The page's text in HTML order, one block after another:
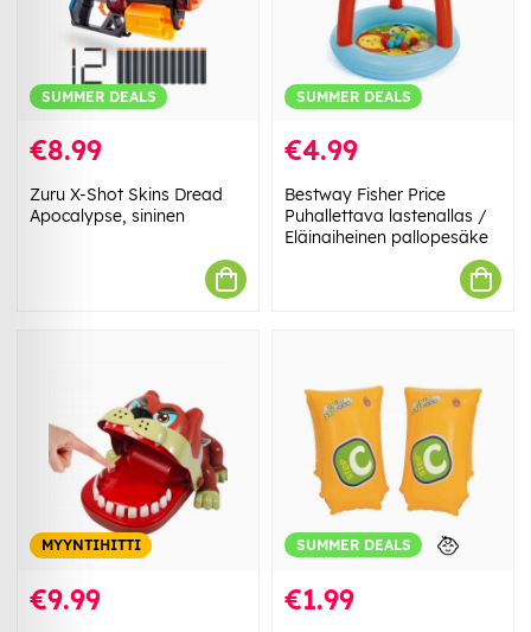
SUMMER DEALS
€8.99
Zuru X-Shot Skins Dread
Apocalypse, sininen
SUMMER DEALS
€4.99
Bestway Fisher Price
Puhallettava lastenallas /
Eläinaiheinen pallopesäke
MYYNTIHITTI
€9.99
SUMMER DEALS
€1.99